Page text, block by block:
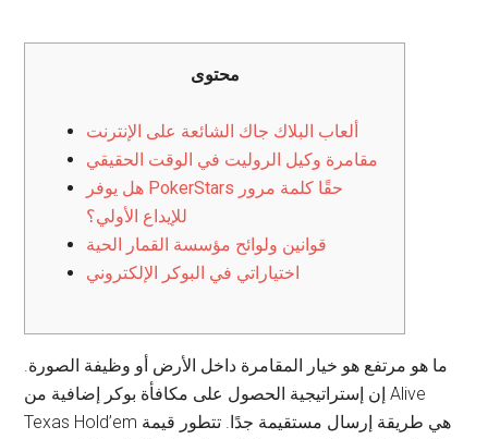
محتوى
ألعاب البلاك جاك الشائعة على الإنترنت
مقامرة وكيل الروليت في الوقت الحقيقي
هل يوفر PokerStars حقًا كلمة مرور
للإيداع الأولي؟
قوانين ولوائح مؤسسة القمار الحية
اختياراتي في البوكر الإلكتروني
ما هو مرتفع هو خيار المقامرة داخل الأرض أو وظيفة الصورة.
إن إستراتيجية الحصول على مكافأة بوكر إضافية من Alive
Texas Hold’em هي طريقة إرسال مستقيمة جدًا. تتطور قيمة